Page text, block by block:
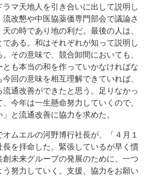
マ天地人を引き合いに出して説明し
改懇や中医協薬価専門部会で議論さ
の時であり地の利だ。最後の人は、
である。和はそれぞれが知って説明し
その意味で、競合卸間においても、
とも本当の和を作っていかなければな
回の意味を相互理解できていれば、
流通改善ができたと思う。足りなかっ
今年は一生懸命努力していくので、
と流通改善に協力を求めた。
ムエルの河野博行社長が、「４月１
長を拝命した。緊張しているが早く慣
創未来グループの発展のために、一つ
う努力していく。支援、協力をお願い